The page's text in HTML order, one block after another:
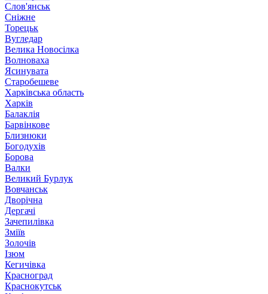
Слов'янськ
Сніжне
Торецьк
Вугледар
Велика Новосілка
Волноваха
Ясинувата
Старобешеве
Харківська область
Харків
Балаклія
Барвінкове
Близнюки
Богодухів
Борова
Валки
Великий Бурлук
Вовчанськ
Дворічна
Дергачі
Зачепилівка
Зміїв
Золочів
Ізюм
Кегичівка
Красноград
Краснокутськ